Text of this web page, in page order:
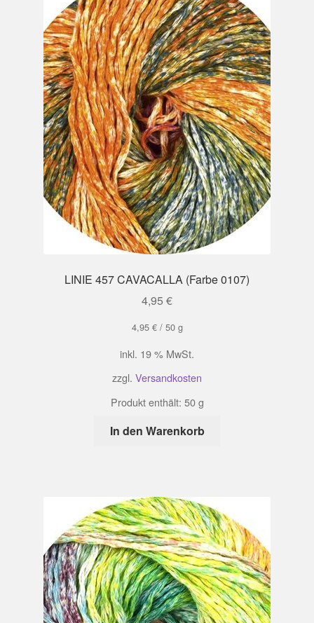
LINIE 457 CAVACALLA (Farbe 0107)
4,95 €
4,95 €/ 50 g
inkl. 19 % MwSt.
zzgl. Versandkosten
Produkt enthält: 50g
In den Warenkorb